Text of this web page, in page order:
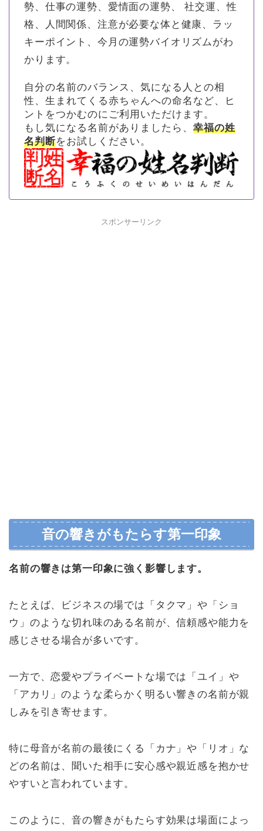
勢、仕事の運勢、愛情面の運勢、 社交運、性
格、人間関係、注意が必要な体と健康、ラッ
キーポイント、今月の運勢バイオリズムがわ
かります。
自分の名前のバランス、気になる人との相
性、生まれてくる赤ちゃんへの命名など、ヒ
ントをつかむのにご利用いただけます。
もし気になる名前がありましたら、 幸福の姓
名判断をお試しください。
スポンサーリンク
音の響きがもたらす第一印象
名前の響きは第一印象に強く影響します。
たとえば、ビジネスの場では「タクマ」や「ショ
ウ」のような切れ味のある名前が、信頼感や能力を
感じさせる場合が多いです。
一方で、恋愛やプライベートな場では「ユイ」や
「アカリ」のような柔らかく明るい響きの名前が親
しみを引き寄せます。
特に母音が名前の最後にくる「カナ」や「リオ」な
どの名前は、聞いた相手に安心感や親近感を抱かせ
やすいと言われています。
このように、音の響きがもたらす効果は場面によっ